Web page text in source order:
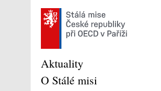
Aktuality
O Stálé misi